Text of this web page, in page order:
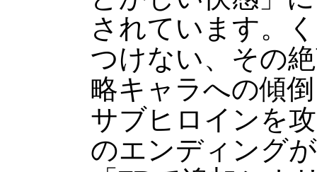
されています。
つけない、その
略キャラへの傾
サブヒロインを
のエンディング